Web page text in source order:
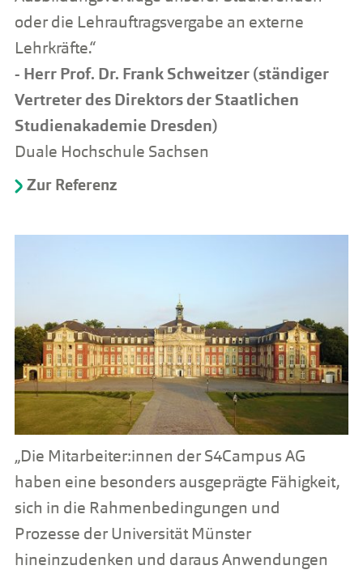
oder die Lehrauftragsvergabe an externe
Lehrkräfte.“
- Herr Prof. Dr. Frank Schweitzer (ständiger
Vertreter des Direktors der Staatlichen
Studienakademie Dresden)
Duale Hochschule Sachsen
Zur Referenz
„Die Mitarbeiter:innen der S4Campus AG
haben eine besonders ausgeprägte Fähigkeit,
sich in die Rahmenbedingungen und
Prozesse der Universität Münster
hineinzudenken und daraus Anwendungen